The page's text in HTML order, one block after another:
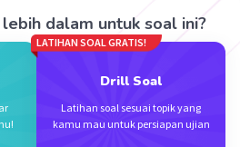
09:10
makasih kak:)
Level 89
dalam untuk soal ini?
LATIHAN SOAL GRATIS!
Drill Soal
Latihan soal sesuai topik yang
kamu mau untuk persiapan ujian